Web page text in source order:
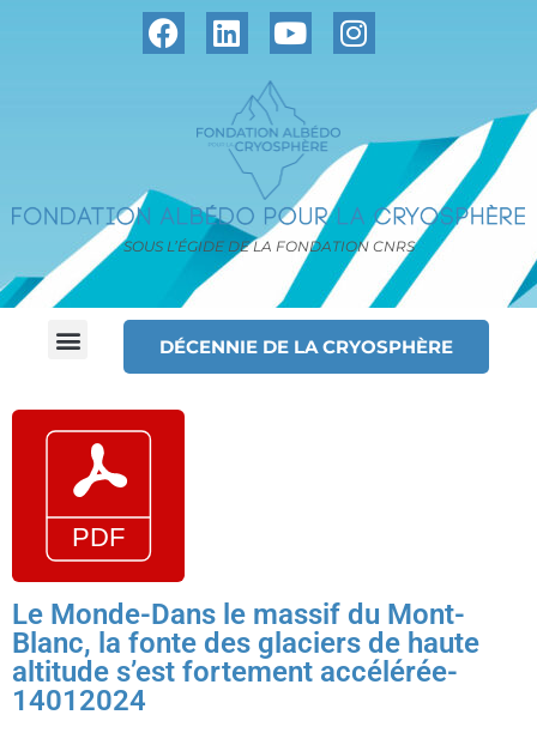
SOUS L’ÉGIDE DE LA FONDATION CNRS
DÉCENNIE DE LA CRYOSPHÈRE
Le Monde-Dans le massif du Mont-
Blanc, la fonte des glaciers de haute
altitude s’est fortement accélérée-
14012024